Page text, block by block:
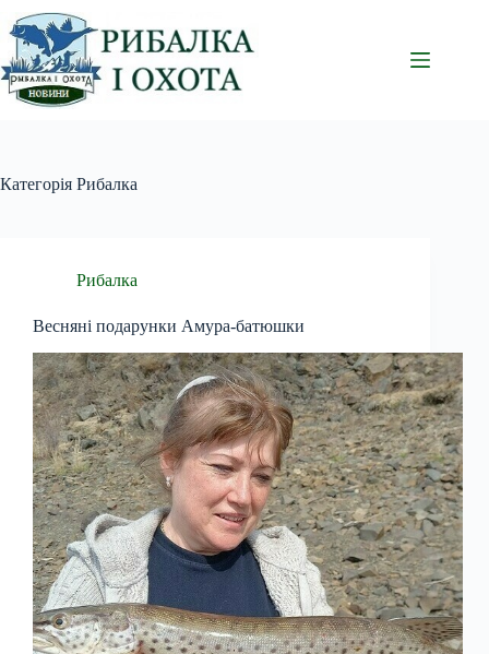
Перейти
до
вмісту
Категорія Рибалка
Рибалка
Весняні подарунки Амура-батюшки